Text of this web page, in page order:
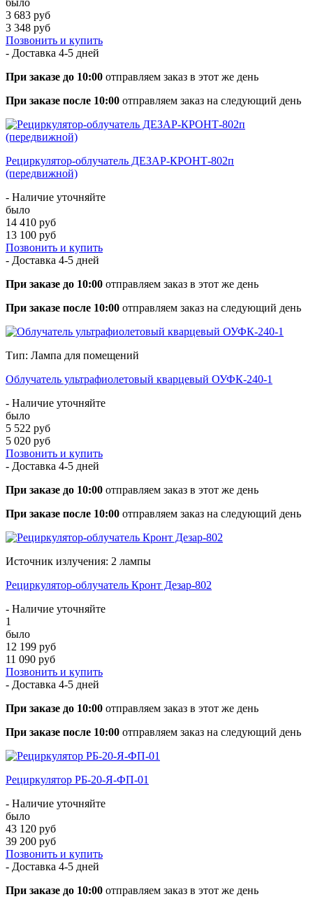
3 683 руб
3 348 руб
Позвонить и купить
- Доставка 4-5 дней
При заказе до 10:00 отправляем заказ в этот же день
При заказе после 10:00 отправляем заказ на следующий день
Рециркулятор-облучатель ДЕЗАР-КРОНТ-802п
(передвижной)
- Наличие уточняйте
было
14 410 руб
13 100 руб
Позвонить и купить
- Доставка 4-5 дней
При заказе до 10:00 отправляем заказ в этот же день
При заказе после 10:00 отправляем заказ на следующий день
Тип: Лампа для помещений
Облучатель ультрафиолетовый кварцевый ОУФК-240-1
- Наличие уточняйте
было
5 522 руб
5 020 руб
Позвонить и купить
- Доставка 4-5 дней
При заказе до 10:00 отправляем заказ в этот же день
При заказе после 10:00 отправляем заказ на следующий день
Источник излучения: 2 лампы
Рециркулятор-облучатель Кронт Дезар-802
- Наличие уточняйте
1
было
12 199 руб
11 090 руб
Позвонить и купить
- Доставка 4-5 дней
При заказе до 10:00 отправляем заказ в этот же день
При заказе после 10:00 отправляем заказ на следующий день
Рециркулятор РБ-20-Я-ФП-01
- Наличие уточняйте
было
43 120 руб
39 200 руб
Позвонить и купить
- Доставка 4-5 дней
При заказе до 10:00 отправляем заказ в этот же день